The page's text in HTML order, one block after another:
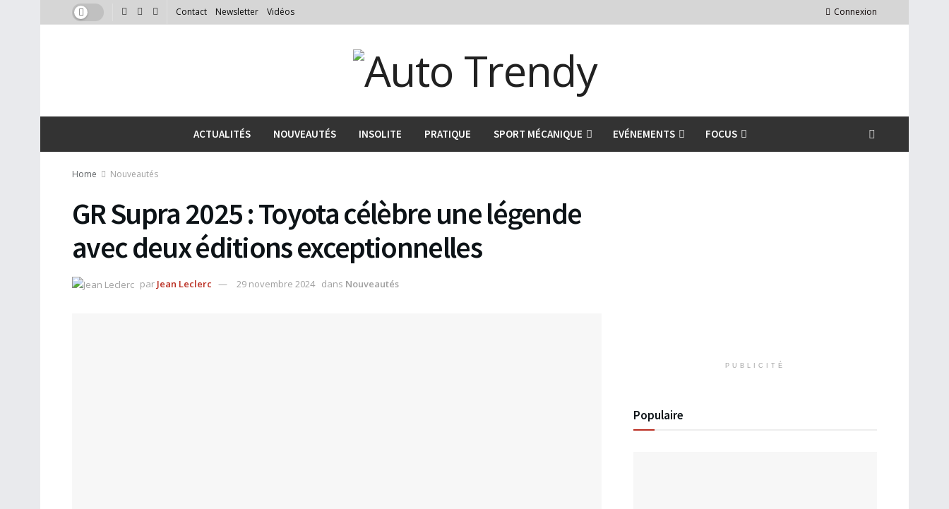
Contact Newsletter Vidéos Connexion
ACTUALITÉS NOUVEAUTÉS INSOLITE PRATIQUE SPORT MÉCANIQUE EVÉNEMENTS FOCUS
Home Nouveautés
GR Supra 2025 : Toyota célèbre une légende
avec deux éditions exceptionnelles
par Jean Leclerc 29 novembre 2024 dans Nouveautés
PUBLICITÉ
Populaire